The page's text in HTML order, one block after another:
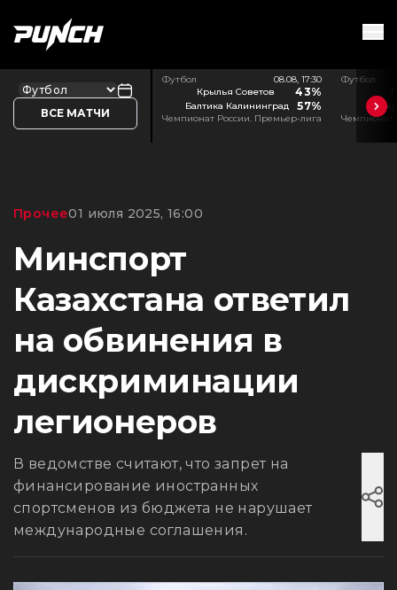
ВСЕ МАТЧИ
Футбол
08.08, 17:30
Крылья Советов
43%
Балтика Калининград 57%
Чемпионат России. Премьер-лига
Футбол
Чемпионат
Прочее01 июля 2025, 16:00
Минспорт
Казахстана ответил
на обвинения в
дискриминации
легионеров
В ведомстве считают, что запрет на
финансирование иностранных
спортсменов из бюджета не нарушает
международные соглашения.